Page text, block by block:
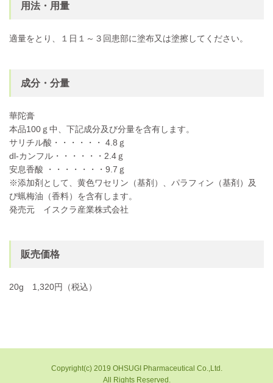
用法・用量
適量をとり、１日１～３回患部に塗布又は塗擦してください。
成分・分量
華陀膏
本品100ｇ中、下記成分及び分量を含有します。
サリチル酸・・・・・・ 4.8ｇ
dl-カンフル・・・・・・2.4ｇ
安息香酸 ・・・・・・・9.7ｇ
※添加剤として、黄色ワセリン（基剤）、パラフィン（基剤）及
び蝋梅油（香料）を含有します。
発売元 イスクラ産業株式会社
販売価格
20g 1,320円（税込）
Copyright(c) 2019 OHSUGI Pharmaceutical Co.,Ltd.
All Rights Reserved.